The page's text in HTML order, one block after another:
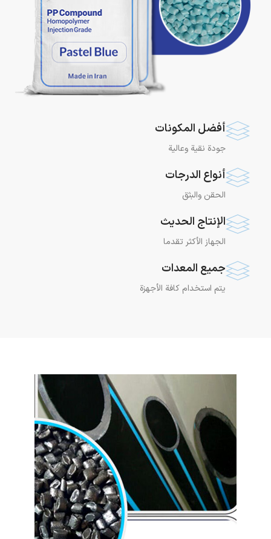
أفضل المكونات
جودة نقية وعالية
أنواع الدرجات
الحقن والبثق
الإنتاج الحديث
الجهاز الأكثر تقدما
جميع المعدات
يتم استخدام كافة الأجهزة